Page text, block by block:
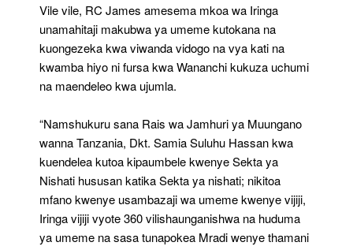
Vile vile, RC James amesema mkoa wa Iringa
unamahitaji makubwa ya umeme kutokana na
kuongezeka kwa viwanda vidogo na vya kati na
kwamba hiyo ni fursa kwa Wananchi kukuza uchumi
na maendeleo kwa ujumla.
“Namshukuru sana Rais wa Jamhuri ya Muungano
wanna Tanzania, Dkt. Samia Suluhu Hassan kwa
kuendelea kutoa kipaumbele kwenye Sekta ya
Nishati hususan katika Sekta ya nishati; nikitoa
mfano kwenye usambazaji wa umeme kwenye vijiji,
Iringa vijiji vyote 360 vilishaunganishwa na huduma
ya umeme na sasa tunapokea Mradi wenye thamani